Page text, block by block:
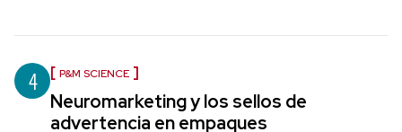
4 P&M SCIENCE
Neuromarketing y los sellos de
advertencia en empaques